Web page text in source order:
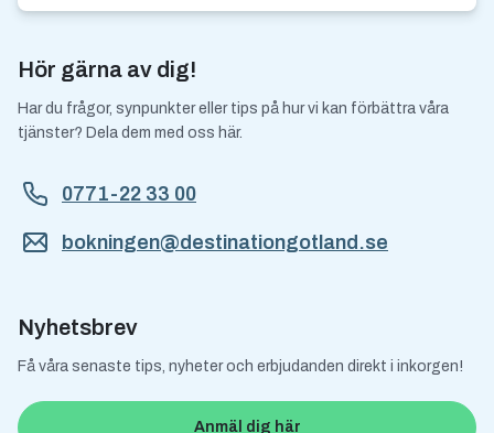
Hör gärna av dig!
Har du frågor, synpunkter eller tips på hur vi kan förbättra våra
tjänster? Dela dem med oss här.
0771-22 33 00
bokningen@destinationgotland.se
Nyhetsbrev
Få våra senaste tips, nyheter och erbjudanden direkt i inkorgen!
Anmäl dig här